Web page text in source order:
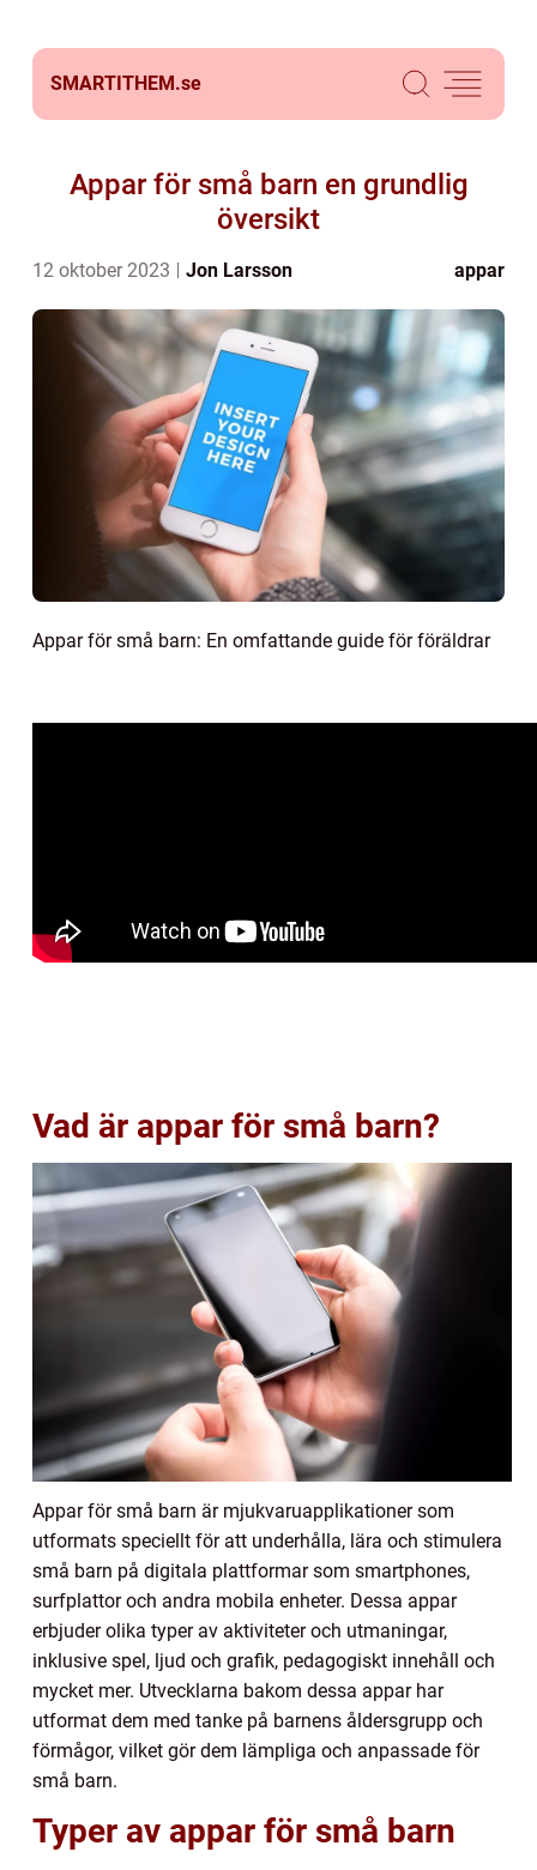
SMARTITHEM.se
Appar för små barn en grundlig
översikt
12 oktober 2023 Jon Larsson appar
Appar för små barn: En omfattande guide för föräldrar
Vad är appar för små barn?
Appar för små barn är mjukvaruapplikationer som
utformats speciellt för att underhålla, lära och stimulera
små barn på digitala plattformar som smartphones,
surfplattor och andra mobila enheter. Dessa appar
erbjuder olika typer av aktiviteter och utmaningar,
inklusive spel, ljud och grafik, pedagogiskt innehåll och
mycket mer. Utvecklarna bakom dessa appar har
utformat dem med tanke på barnens åldersgrupp och
förmågor, vilket gör dem lämpliga och anpassade för
små barn.
Typer av appar för små barn